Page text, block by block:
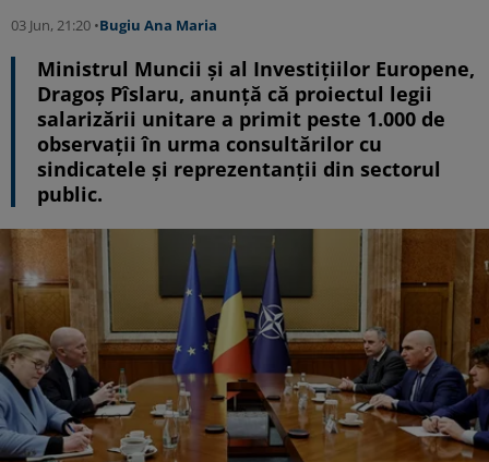
03 Jun, 21:20 •Bugiu ⁠Ana Maria
Ministrul Muncii și al Investițiilor Europene,
Dragoș Pîslaru, anunță că proiectul legii
salarizării unitare a primit peste 1.000 de
observații în urma consultărilor cu
sindicatele și reprezentanții din sectorul
public.